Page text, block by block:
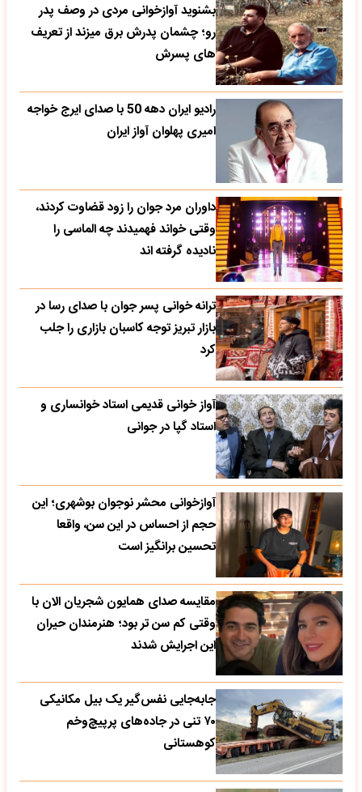
بشنوید آوازخوانی مردی در وصف پدر
رو؛ چشمان پدرش برق میزند از تعریف
های پسرش
رادیو ایران دهه 50 با صدای ایرج خواجه
امیری پهلوان آواز ایران
داوران مرد جوان را زود قضاوت کردند،
وقتی خواند فهمیدند چه الماسی را
نادیده گرفته اند
ترانه خوانی پسر جوان با صدای رسا در
بازار تبریز توجه کاسبان بازاری را جلب
کرد
آواز خوانی قدیمی استاد خوانساری و
استاد گپا در جوانی
آوازخوانی محشر نوجوان بوشهری؛ این
حجم از احساس در این سن، واقعا
تحسین‌ برانگیز است
مقایسه صدای همایون شجریان الان با
وقتی کم سن تر بود؛ هنرمندان حیران
این اجرایش شدند
جابه‌جایی نفس‌گیر یک بیل مکانیکی
۷۰ تنی در جاده‌های پرپیچ‌وخم
کوهستانی